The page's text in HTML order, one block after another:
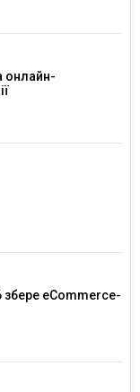
онлайн-
збере eCommerce-